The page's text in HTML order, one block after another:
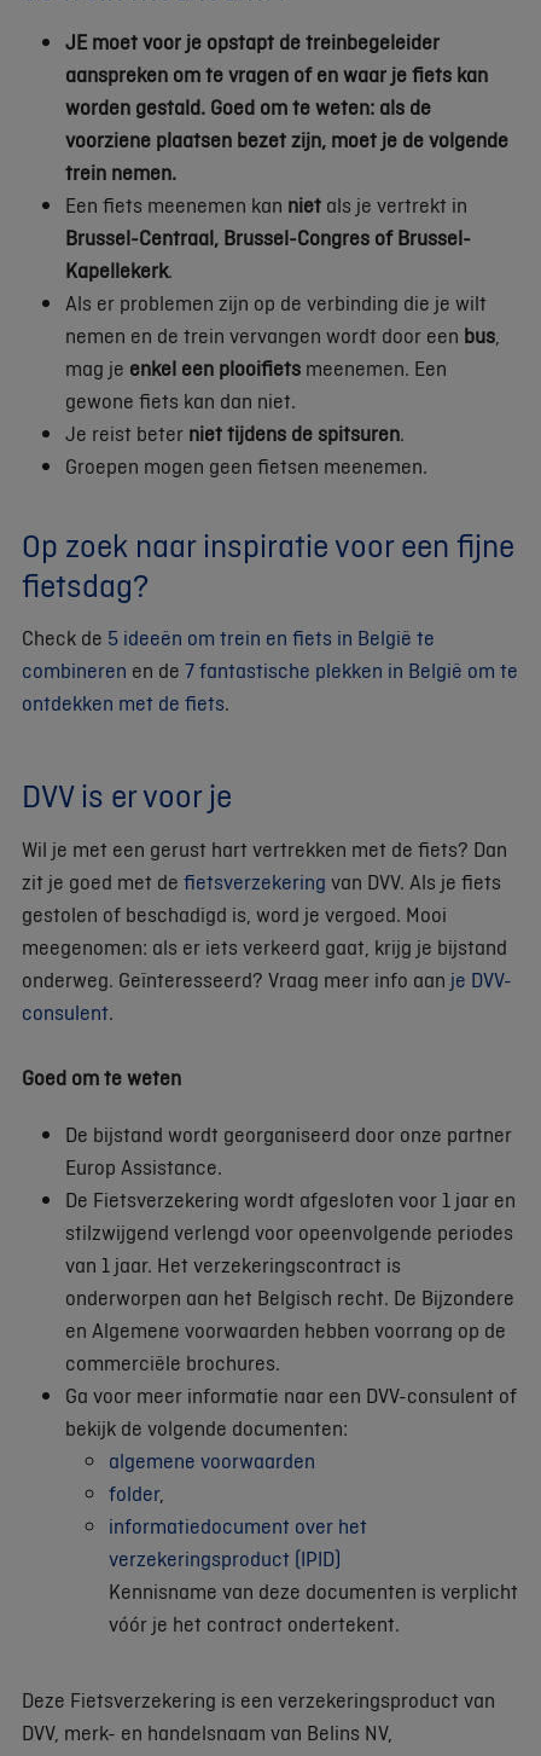
JE moet voor je opstapt de treinbegeleider
aanspreken om te vragen of en waar je fiets kan
worden gestald. Goed om te weten: als de
voorziene plaatsen bezet zijn, moet je de volgende
trein nemen.
Een fiets meenemen kan niet als je vertrekt in
Brussel-Centraal, Brussel-Congres of Brussel-
Kapellekerk.
Als er problemen zijn op de verbinding die je wilt
nemen en de trein vervangen wordt door een bus
mag je enkel een plooifiets meenemen. Een
gewone fiets kan dan niet.
Je reist beter niet tijdens de spitsuren.
Groepen mogen geen fietsen meenemen.
Op zoek naar inspiratie voor een fijne
fietsdag?
Check de 5 ideeën om trein en fiets in België te
combineren en de 7 fantastische plekken in België om te
ontdekken met de fiets.
DVV is er voor je
Wil je met een gerust hart vertrekken met de fiets? Dan
zit je goed met de fietsverzekering van DVV. Als je fiets
gestolen of beschadigd is, word je vergoed. Mooi
meegenomen: als er iets verkeerd gaat, krijg je bijstand
onderweg. Geïnteresseerd? Vraag meer info aan je DVV-
consulent.
Goed om te weten
De bijstand wordt georganiseerd door onze partner
Europ Assistance.
De Fietsverzekering wordt afgesloten voor 1 jaar en
stilzwijgend verlengd voor opeenvolgende periodes
van 1 jaar. Het verzekeringscontract is
onderworpen aan het Belgisch recht. De Bijzondere
en Algemene voorwaarden hebben voorrang op de
commerciële brochures.
Ga voor meer informatie naar een DVV-consulent of
bekijk de volgende documenten:
algemene voorwaarden
folder,
informatiedocument over het
verzekeringsproduct (IPID)
Kennisname van deze documenten is verplicht
vóór je het contract ondertekent.
Deze Fietsverzekering is een verzekeringsproduct van
DVV, merk- en handelsnaam van Belins NV,